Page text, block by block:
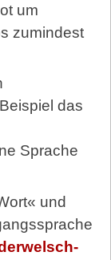
um
zumindest
das
Sprache
und